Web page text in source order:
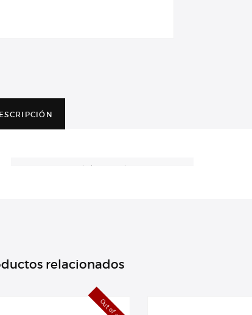
Camera Lens and Photography Equipment in
relacionados